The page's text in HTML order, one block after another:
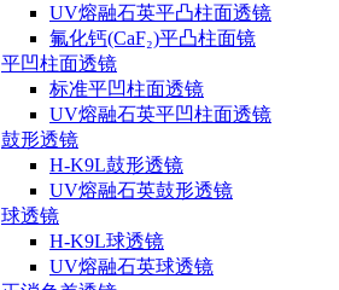
UV熔融石英平凸柱面透镜
氟化钙(CaF₂)平凸柱面镜
平凹柱面透镜
标准平凹柱面透镜
UV熔融石英平凹柱面透镜
鼓形透镜
H-K9L鼓形透镜
UV熔融石英鼓形透镜
球透镜
H-K9L球透镜
UV熔融石英球透镜